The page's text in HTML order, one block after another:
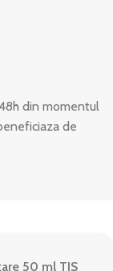
din momentul
de
50 ml TIS